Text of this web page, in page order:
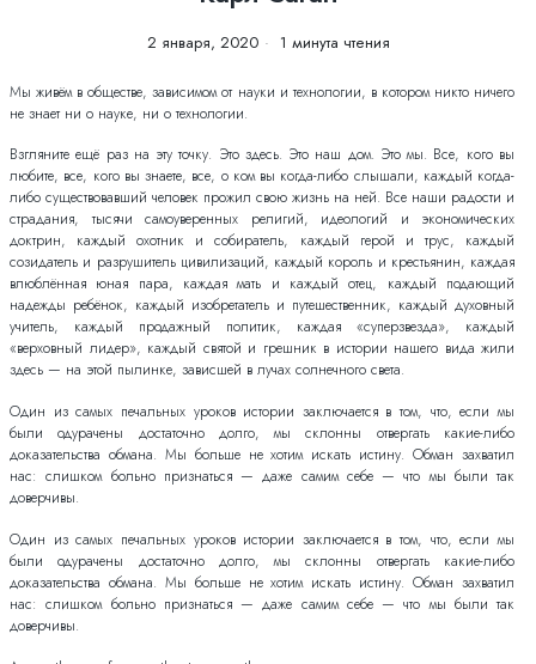
2 января, 2020 1 минута чтения
Мы живём в обществе, зависимом от науки и технологии, в котором никто ничего
не знает ни о науке, ни о технологии.
Взгляните ещё раз на эту точку. Это здесь. Это наш дом. Это мы. Все, кого вы
любите, все, кого вы знаете, все, о ком вы когда-либо слышали, каждый когда-
либо существовавший человек прожил свою жизнь на ней. Все наши радости и
страдания, тысячи самоуверенных религий, идеологий и экономических
доктрин, каждый охотник и собиратель, каждый герой и трус, каждый
созидатель и разрушитель цивилизаций, каждый король и крестьянин, каждая
влюблённая юная пара, каждая мать и каждый отец, каждый подающий
надежды ребёнок, каждый изобретатель и путешественник, каждый духовный
учитель, каждый продажный политик, каждая «суперзвезда», каждый
«верховный лидер», каждый святой и грешник в истории нашего вида жили
здесь — на этой пылинке, зависшей в лучах солнечного света.
Один из самых печальных уроков истории заключается в том, что, если мы
были одурачены достаточно долго, мы склонны отвергать какие-либо
доказательства обмана. Мы больше не хотим искать истину. Обман захватил
нас: слишком больно признаться — даже самим себе — что мы были так
доверчивы.
Один из самых печальных уроков истории заключается в том, что, если мы
были одурачены достаточно долго, мы склонны отвергать какие-либо
доказательства обмана. Мы больше не хотим искать истину. Обман захватил
нас: слишком больно признаться — даже самим себе — что мы были так
доверчивы.